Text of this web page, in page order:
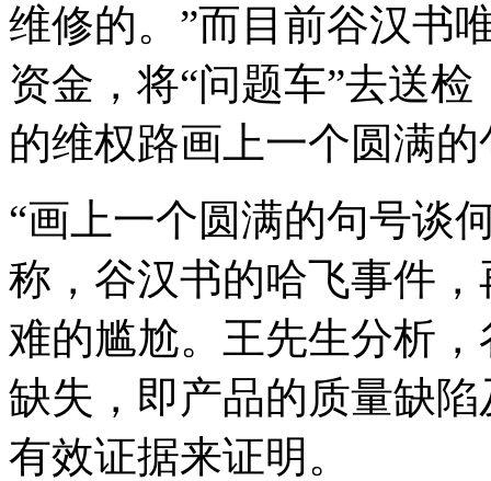
维修的。”而目前谷汉书
资金，将“问题车”去送
的维权路画上一个圆满的
“画上一个圆满的句号谈
称，谷汉书的哈飞事件
难的尴尬。王先生分析
缺失，即产品的质量缺
有效证据来证明。